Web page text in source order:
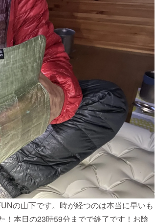
機会にぜひご利用頂けますと幸いです！
lin.ee/VT9YY6u▶︎Facebookや
も頂けると嬉しいです。！
yamatomo.fun/https://twit
のショッ
アで使える新しい商品、こだわりの商品を
幸いです！
を何卒よろしくお願い申し上げ
の山下です。時が経つのは本当に早いも
！本日の23時59分までで終了です！お陰